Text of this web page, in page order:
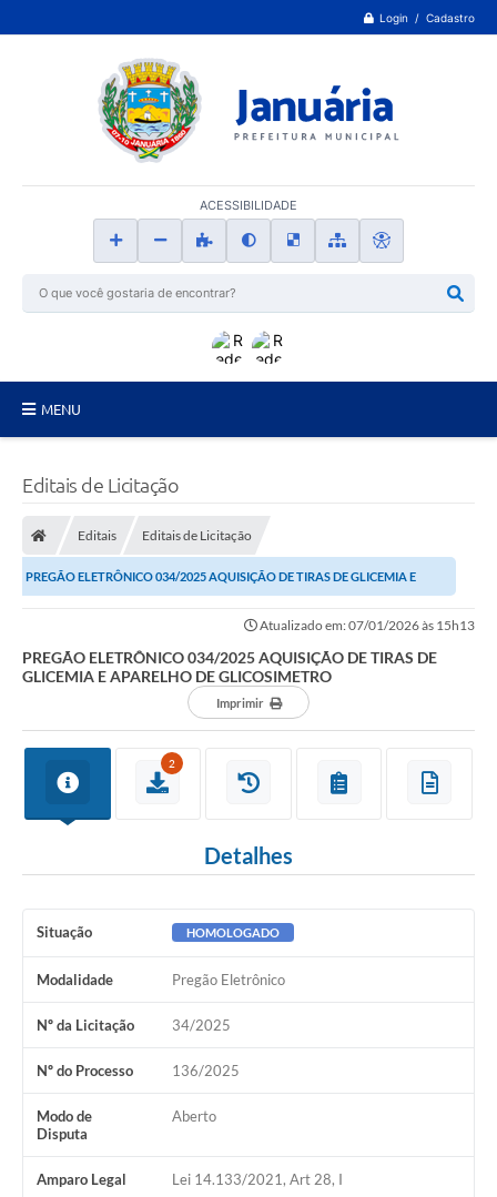
Login / Cadastro
ACESSIBILIDADE
MENU
Secretarias
Transparência Pública
Telefones Úteis
Ouvidoria
Cavernas do Peruaçu
Galeria de Fotos
Galeria de Vídeos
Notícias
Editais de Licitação
Editais Editais de Licitação
PREGÃO ELETRÔNICO 034/2025 AQUISIÇÃO DE TIRAS DE GLICEMIA E
Atualizado em: 07/01/2026 às 15h13
PREGÃO ELETRÔNICO 034/2025 AQUISIÇÃO DE TIRAS DE
GLICEMIA E APARELHO DE GLICOSIMETRO
Imprimir
2
Detalhes
Situação HOMOLOGADO
Modalidade Pregão Eletrônico
Nº da Licitação 34/2025
Nº do Processo 136/2025
Modo de
Disputa
Aberto
Amparo Legal Lei 14.133/2021, Art 28, I